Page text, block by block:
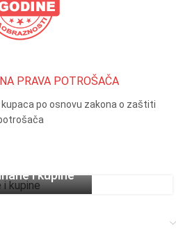
PRAVA POTROŠAČA
po osnovu zakona o zaštiti
i kupine